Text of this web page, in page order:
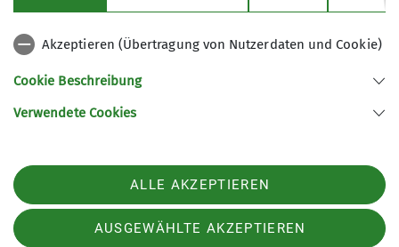
Service
Sektion Markt Schwaben des Deutschen Alpenvereins e.V.
Telefon +4981219891680
Akzeptieren (Übertragung von Nutzerdaten und Cookie)
Cookie Beschreibung
Verwendete Cookies
ALLE AKZEPTIEREN
AUSGEWÄHLTE AKZEPTIEREN